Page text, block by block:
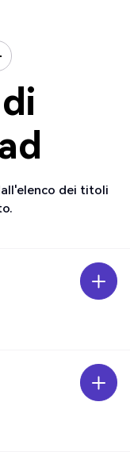
dei titoli